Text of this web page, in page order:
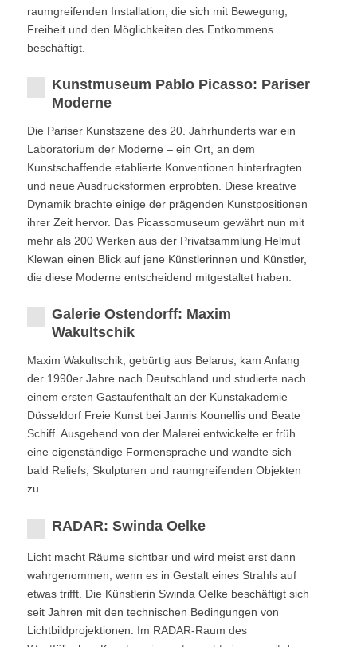
raumgreifenden Installation, die sich mit Bewegung,
Freiheit und den Möglichkeiten des Entkommens
beschäftigt.
Kunstmuseum Pablo Picasso: Pariser
Moderne
Die Pariser Kunstszene des 20. Jahrhunderts war ein
Laboratorium der Moderne – ein Ort, an dem
Kunstschaffende etablierte Konventionen hinterfragten
und neue Ausdrucksformen erprobten. Diese kreative
Dynamik brachte einige der prägenden Kunstpositionen
ihrer Zeit hervor. Das Picassomuseum gewährt nun mit
mehr als 200 Werken aus der Privatsammlung Helmut
Klewan einen Blick auf jene Künstlerinnen und Künstler,
die diese Moderne entscheidend mitgestaltet haben.
Galerie Ostendorff: Maxim
Wakultschik
Maxim Wakultschik, gebürtig aus Belarus, kam Anfang
der 1990er Jahre nach Deutschland und studierte nach
einem ersten Gastaufenthalt an der Kunstakademie
Düsseldorf Freie Kunst bei Jannis Kounellis und Beate
Schiff. Ausgehend von der Malerei entwickelte er früh
eine eigenständige Formensprache und wandte sich
bald Reliefs, Skulpturen und raumgreifenden Objekten
zu.
RADAR: Swinda Oelke
Licht macht Räume sichtbar und wird meist erst dann
wahrgenommen, wenn es in Gestalt eines Strahls auf
etwas trifft. Die Künstlerin Swinda Oelke beschäftigt sich
seit Jahren mit den technischen Bedingungen von
Lichtbildprojektionen. Im RADAR-Raum des